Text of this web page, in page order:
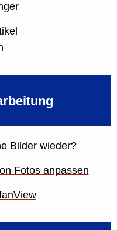
Bilder wieder?
Fotos anpassen